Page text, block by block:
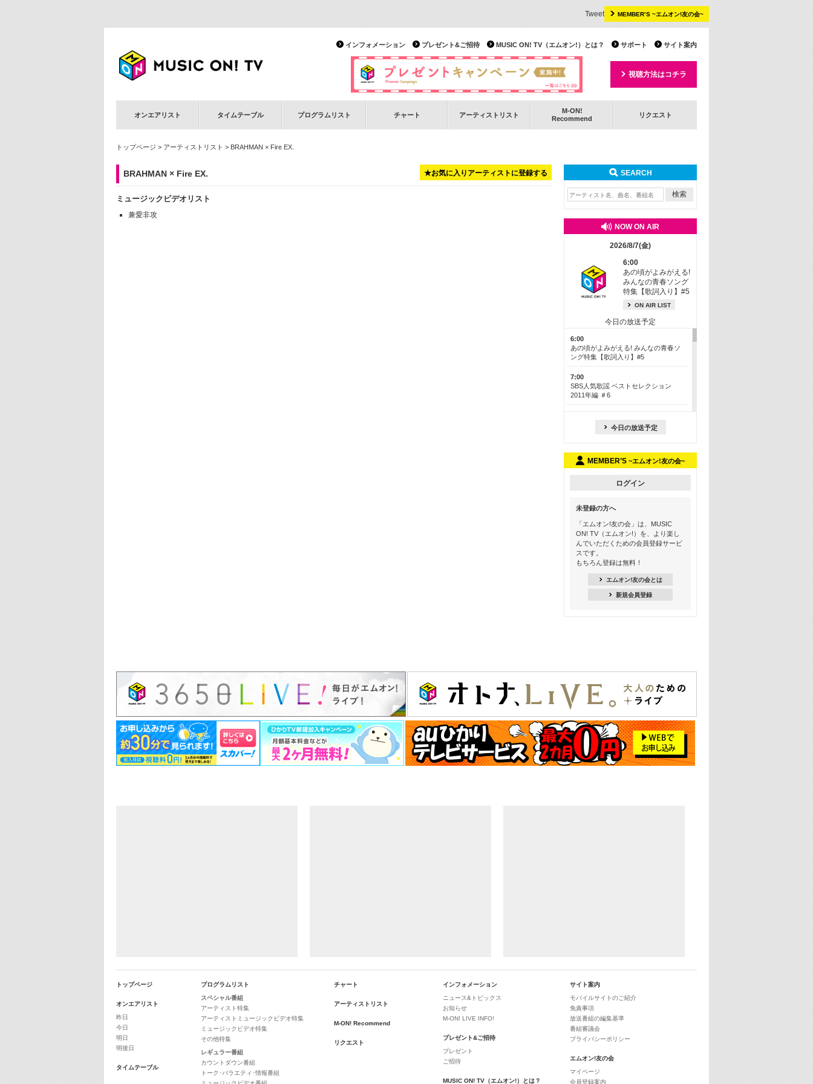
MEMBER’S ~エムオン!友の会~
Tweet
サイト案内
サポート
MUSIC ON! TV（エムオン!）とは？
プレゼント&ご招待
インフォメーション
視聴方法はコチラ
オンエアリスト タイムテーブル プログラムリスト チャート アーティストリスト
M-ON!
Recommend
リクエスト
トップページ > アーティストリスト > BRAHMAN × Fire EX.
★お気に入りアーティストに登録する
BRAHMAN × Fire EX.
ミュージックビデオリスト
兼愛非攻
SEARCH
NOW ON AIR
2026/8/7(金)
6:00
あの頃がよみがえる!
みんなの青春ソング
特集【歌詞入り】#5
ON AIR LIST
今日の放送予定
6:00
あの頃がよみがえる! みんなの青春ソ
ング特集【歌詞入り】#5
7:00
SBS人気歌謡 ベストセレクション
2011年編 ＃6
今も昔も愛される鉄板カラオケメドレ
ー【歌詞入り】 一挙5時間！
13:30
Apple Music カウントダウン 20
16:30
あのころK-POPヒッツ! 2018→2021年
18:30
M-ON! Countdown K
23:00
SUPER EIGHT特集
24:00
25:00
エムオン! ヒッツ
26:00
今日の放送予定
MEMBER’S ~エムオン!友の会~
ログイン
未登録の方へ
「エムオン!友の会」は、MUSIC
ON! TV（エムオン!）を、より楽し
んでいただくための会員登録サービ
スです。
もちろん登録は無料！
エムオン!友の会とは
新規会員登録
トップページ
オンエアリスト
昨日
今日
明日
明後日
タイムテーブル
プログラムリスト
スペシャル番組
アーティスト特集
アーティストミュージックビデオ特集
ミュージックビデオ特集
その他特集
レギュラー番組
カウントダウン番組
トーク･バラエティ･情報番組
チャート
アーティストリスト
M-ON! Recommend
リクエスト
インフォメーション
ニュース&トピックス
お知らせ
M-ON! LIVE INFO!
プレゼント&ご招待
プレゼント
ご招待
MUSIC ON! TV（エムオン!）とは？
サイト案内
モバイルサイトのご紹介
免責事項
放送番組の編集基準
番組審議会
プライバシーポリシー
エムオン!友の会
マイページ
会員登録案内